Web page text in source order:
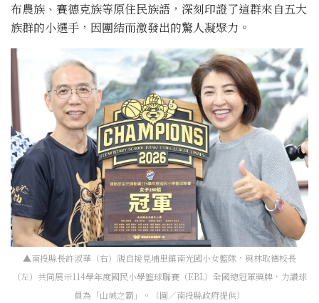
布農族、賽德克族等原住民族語，深刻印證了這群來自五大
族群的小選手，因團結而激發出的驚人凝聚力。
▲南投縣長許淑華（右）親自接見埔里鎮南光國小女籃隊，與林取德校長
（左）共同展示114學年度國民小學籃球聯賽（EBL）全國總冠軍獎牌，力讚球
員為「山城之霸」。（圖／南投縣政府提供）